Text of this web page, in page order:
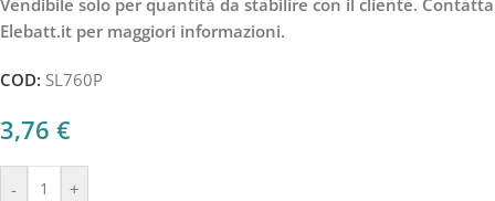
Elebatt.it per maggiori informazioni.
COD: SL760P
3,76 €
- +